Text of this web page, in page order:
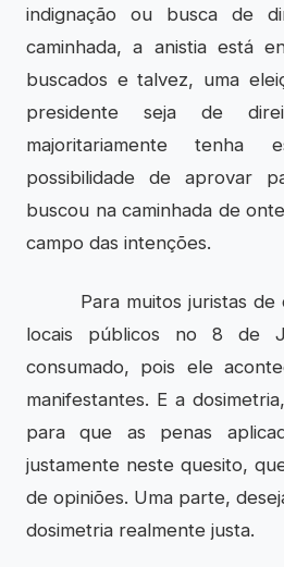
indignação ou busca de
caminhada, a anistia está
buscados e talvez, uma
presidente seja de
majoritariamente tenha
possibilidade de aprovar
buscou na caminhada de
campo das intenções.
Para muitos juristas de
locais públicos no 8 de
consumado, pois ele
manifestantes. E a
para que as penas
justamente neste quesito,
de opiniões. Uma parte,
dosimetria realmente justa.